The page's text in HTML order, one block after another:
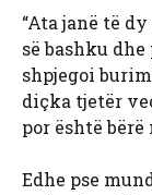
“Ata janë të
së bashku
shpjegoi
diçka tjetër
por është bërë
Edhe pse